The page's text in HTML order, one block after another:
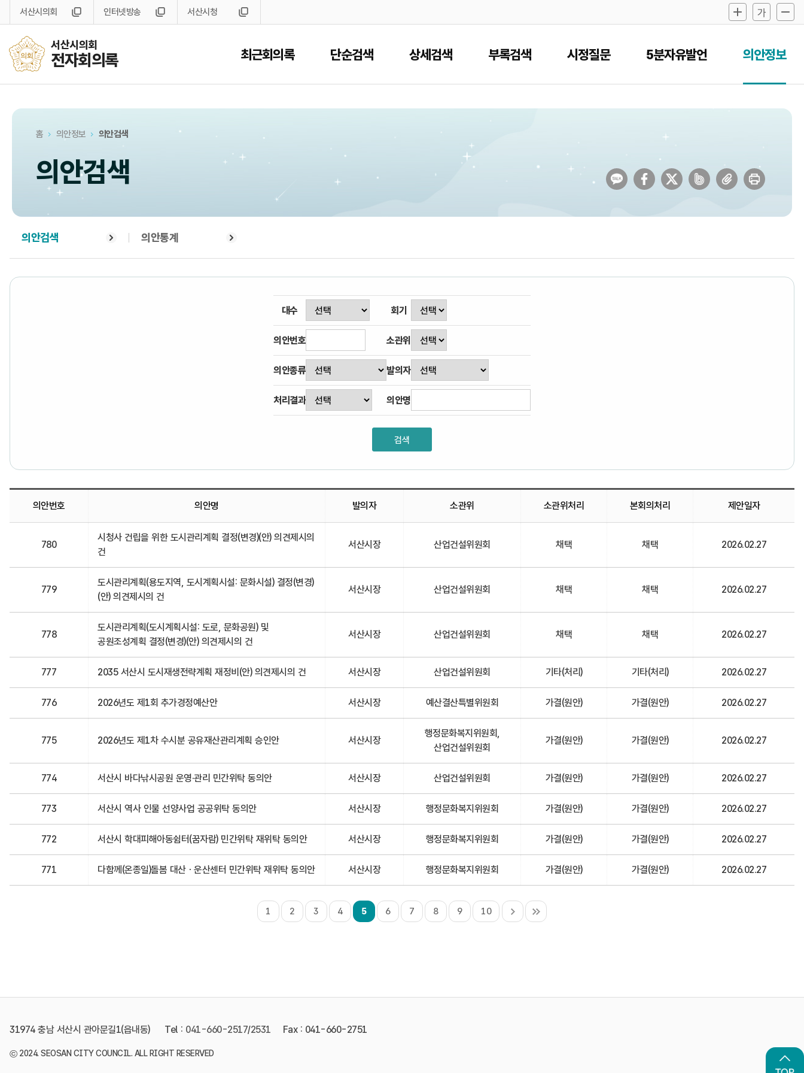
서산시의회
전자회의록
서산시의회 인터넷방송 서산시청
최근회의록 단순검색 상세검색 부록검색 시정질문 5분자유발언 의안정보
홈 의안정보 의안검색
의안검색
의안검색 의안통계
대수 회기
의안번호 소관위
의안종류 발의자
처리결과 의안명
의안번호 의안명 발의자 소관위 소관위처리 본회의처리 제안일자
780
시청사 건립을 위한 도시관리계획 결정(변경)(안) 의견제시의
건
서산시장 산업건설위원회 채택 채택 2026.02.27
779
도시관리계획(용도지역, 도시계획시설: 문화시설) 결정(변경)
(안) 의견제시의 건
서산시장 산업건설위원회 채택 채택 2026.02.27
778
도시관리계획(도시계획시설: 도로, 문화공원) 및
공원조성계획 결정(변경)(안) 의견제시의 건
서산시장 산업건설위원회 채택 채택 2026.02.27
777 2035 서산시 도시재생전략계획 재정비(안) 의견제시의 건 서산시장 산업건설위원회 기타(처리) 기타(처리) 2026.02.27
776 2026년도 제1회 추가경정예산안 서산시장 예산결산특별위원회 가결(원안) 가결(원안) 2026.02.27
775 2026년도 제1차 수시분 공유재산관리계획 승인안 서산시장
행정문화복지위원회,
산업건설위원회
가결(원안) 가결(원안) 2026.02.27
774 서산시 바다낚시공원 운영·관리 민간위탁 동의안 서산시장 산업건설위원회 가결(원안) 가결(원안) 2026.02.27
773 서산시 역사 인물 선양사업 공공위탁 동의안 서산시장 행정문화복지위원회 가결(원안) 가결(원안) 2026.02.27
772 서산시 학대피해아동쉼터(꿈자람) 민간위탁 재위탁 동의안 서산시장 행정문화복지위원회 가결(원안) 가결(원안) 2026.02.27
771 다함께(온종일)돌봄 대산ㆍ운산센터 민간위탁 재위탁 동의안 서산시장 행정문화복지위원회 가결(원안) 가결(원안) 2026.02.27
1 2 3 4 5 6 7 8 9 10
31974 충남 서산시 관아문길1(읍내동) Tel : 041-660-2517/2531 Fax : 041-660-2751
©2024. SEOSAN CITY COUNCIL. ALL RIGHT RESERVED